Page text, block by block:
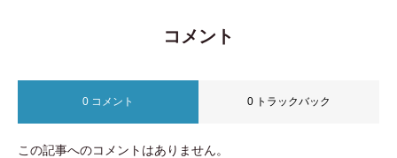
コメント
0 コメント 0 トラックバック
この記事へのコメントはありません。